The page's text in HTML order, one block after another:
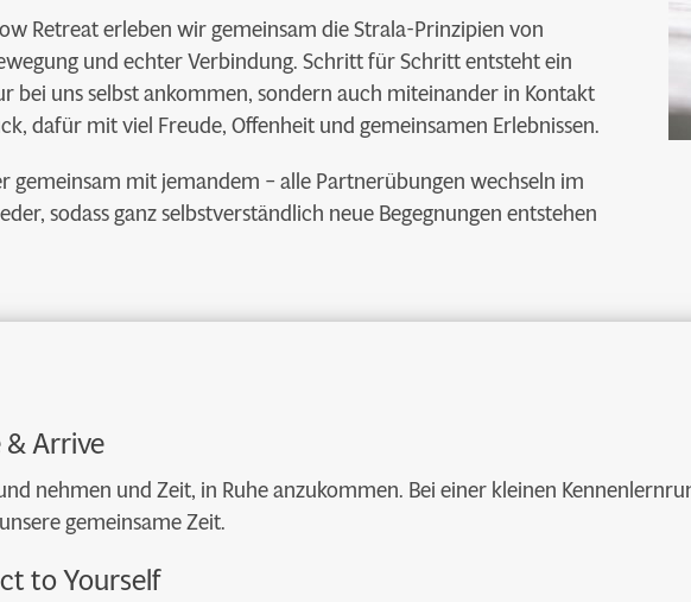
Retreat erleben wir gemeinsam die Strala-Prinzipien von
und echter Verbindung. Schritt für Schritt entsteht ein
bei uns selbst ankommen, sondern auch miteinander in Kontakt
dafür mit viel Freude, Offenheit und gemeinsamen Erlebnissen.
gemeinsam mit jemandem – alle Partnerübungen wechseln im
sodass ganz selbstverständlich neue Begegnungen entstehen
& Arrive
nehmen und Zeit, in Ruhe anzukommen. Bei einer kleinen
gemeinsame Zeit.
to Yourself